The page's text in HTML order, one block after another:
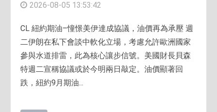
2026-08-05 13:53:42
CL 紐約期油–憧憬美伊達成協議，油價再為承壓 週
二伊朗在私下會談中軟化立場，考慮允許歐洲國家
參與水道排雷，此為核心讓步信號。美國財長貝森
特週二宣稱協議或於今明兩日敲定。油價顯著回
跌，紐約9月期油...